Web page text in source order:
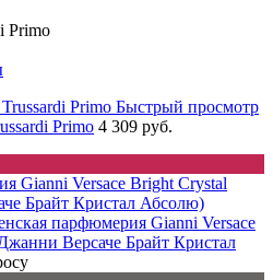
Primo
Быстрый просмотр
Primo 4 309 руб.
парфюмерия Gianni Versace
Версаче Брайт Кристал